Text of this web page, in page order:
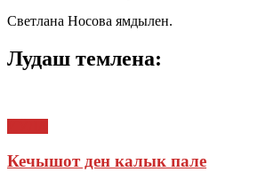
Светлана Носова ямдылен.
Лудаш темлена:
Кечышот ден калык пале